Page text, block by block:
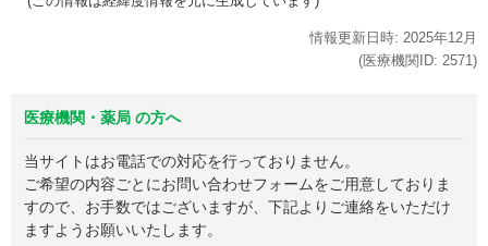
情報更新日時: 2025年12月
(医療機関ID: 2571)
医療機関・薬局 の方へ
当サイトはお電話での対応を行っておりません。
ご希望の内容ごとにお問い合わせフォームをご用意しておりま
すので、お手数ではございますが、下記よりご連絡をいただけ
ますようお願いいたします。